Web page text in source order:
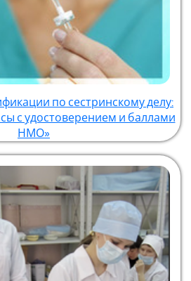
по сестринскому делу:
с удостоверением и баллами
НМО»